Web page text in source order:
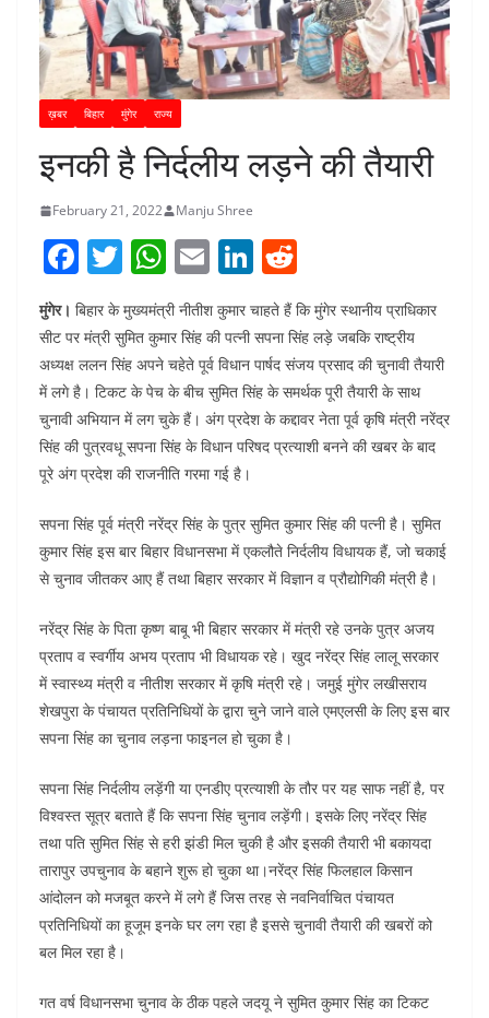
ख़बर बिहार मुंगेर राज्य
इनकी है निर्दलीय लड़ने की तैयारी
February 21, 2022 Manju Shree
F
a
c
e
b
o
o
T
itt
er
W
h
at
s
A
p
p
E
ai
l
Li
n
k
e
dI
n
e
d
di
t
मुंगेर। बिहार के मुख्यमंत्री नीतीश कुमार चाहते हैं कि मुंगेर स्थानीय प्राधिकार
सीट पर मंत्री सुमित कुमार सिंह की पत्नी सपना सिंह लड़े जबकि राष्ट्रीय
अध्यक्ष ललन सिंह अपने चहेते पूर्व विधान पार्षद संजय प्रसाद की चुनावी तैयारी
में लगे है। टिकट के पेच के बीच सुमित सिंह के समर्थक पूरी तैयारी के साथ
चुनावी अभियान में लग चुके हैं। अंग प्रदेश के कद्दावर नेता पूर्व कृषि मंत्री नरेंद्र
सिंह की पुत्रवधू सपना सिंह के विधान परिषद प्रत्याशी बनने की खबर के बाद
पूरे अंग प्रदेश की राजनीति गरमा गई है।
सपना सिंह पूर्व मंत्री नरेंद्र सिंह के पुत्र सुमित कुमार सिंह की पत्नी है। सुमित
कुमार सिंह इस बार बिहार विधानसभा में एकलौते निर्दलीय विधायक हैं, जो चकाई
से चुनाव जीतकर आए हैं तथा बिहार सरकार में विज्ञान व प्रौद्योगिकी मंत्री है।
नरेंद्र सिंह के पिता कृष्ण बाबू भी बिहार सरकार में मंत्री रहे उनके पुत्र अजय
प्रताप व स्वर्गीय अभय प्रताप भी विधायक रहे। खुद नरेंद्र सिंह लालू सरकार
में स्वास्थ्य मंत्री व नीतीश सरकार में कृषि मंत्री रहे। जमुई मुंगेर लखीसराय
शेखपुरा के पंचायत प्रतिनिधियों के द्वारा चुने जाने वाले एमएलसी के लिए इस बार
सपना सिंह का चुनाव लड़ना फाइनल हो चुका है।
सपना सिंह निर्दलीय लड़ेंगी या एनडीए प्रत्याशी के तौर पर यह साफ नहीं है, पर
विश्वस्त सूत्र बताते हैं कि सपना सिंह चुनाव लड़ेंगी। इसके लिए नरेंद्र सिंह
तथा पति सुमित सिंह से हरी झंडी मिल चुकी है और इसकी तैयारी भी बकायदा
तारापुर उपचुनाव के बहाने शुरू हो चुका था।नरेंद्र सिंह फिलहाल किसान
आंदोलन को मजबूत करने में लगे हैं जिस तरह से नवनिर्वाचित पंचायत
प्रतिनिधियों का हूजूम इनके घर लग रहा है इससे चुनावी तैयारी की खबरों को
बल मिल रहा है।
गत वर्ष विधानसभा चुनाव के ठीक पहले जदयू ने सुमित कुमार सिंह का टिकट